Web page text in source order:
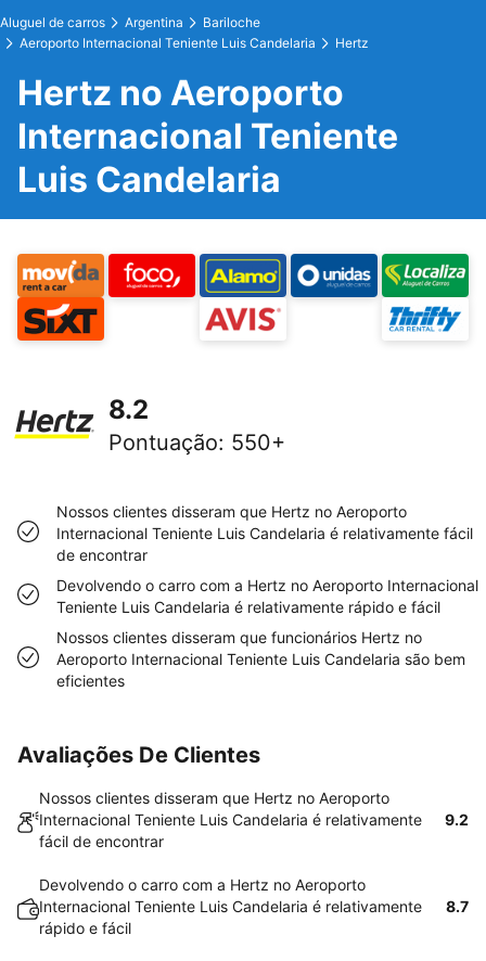
Aluguel de carros Argentina
Bariloche
Aeroporto Internacional Teniente Luis Candelaria
Hertz
Hertz no Aeroporto
Internacional Teniente
Luis Candelaria
8.2
Pontuação: 550+
Nossos clientes disseram que Hertz no Aeroporto
Internacional Teniente Luis Candelaria é relativamente fácil
de encontrar
Devolvendo o carro com a Hertz no Aeroporto Internacional
Teniente Luis Candelaria é relativamente rápido e fácil
Nossos clientes disseram que funcionários Hertz no
Aeroporto Internacional Teniente Luis Candelaria são bem
eficientes
Avaliações De Clientes
Nossos clientes disseram que Hertz no Aeroporto
Internacional Teniente Luis Candelaria é relativamente
fácil de encontrar
9.2
Devolvendo o carro com a Hertz no Aeroporto
Internacional Teniente Luis Candelaria é relativamente
rápido e fácil
8.7